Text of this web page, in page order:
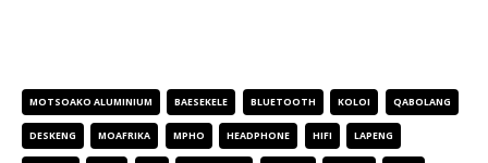
MOTSOAKO ALUMINIUM BAESEKELE BLUETOOTH KOLOI QABOLANG
DESKENG MOAFRIKA MPHO HEADPHONE HIFI LAPENG